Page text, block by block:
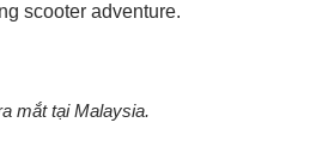
scooter adventure.
mắt tại Malaysia.